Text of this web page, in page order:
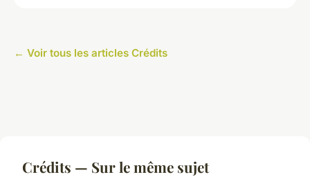
← Voir tous les articles Crédits
Crédits — Sur le même sujet